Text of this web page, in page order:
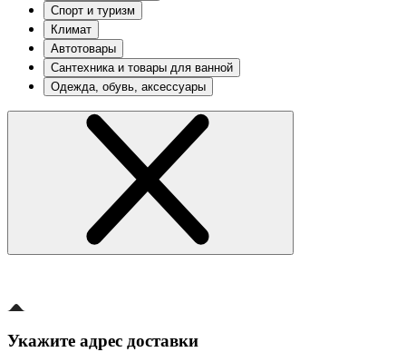
Спорт и туризм
Климат
Автотовары
Сантехника и товары для ванной
Одежда, обувь, аксессуары
Укажите адрес доставки